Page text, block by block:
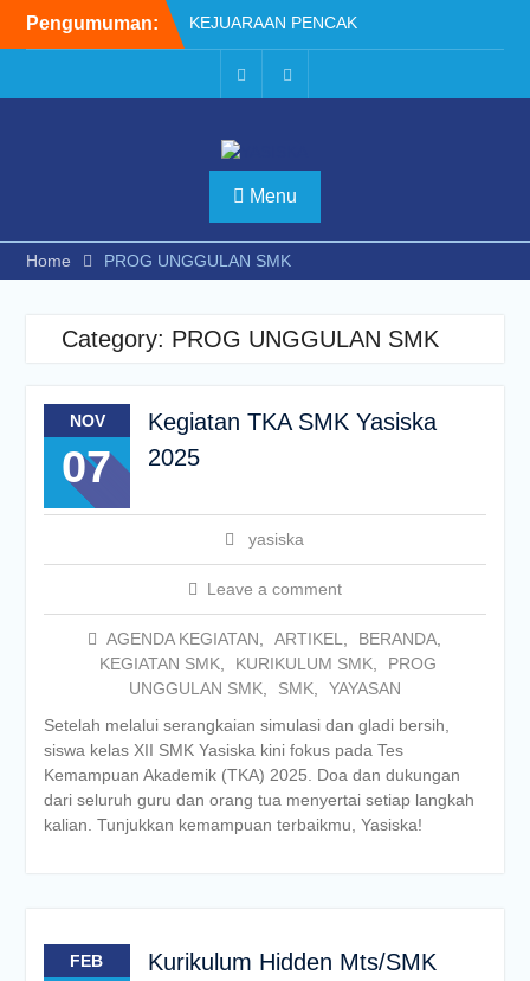
Pengumuman:
KEJUARAAN PENCAK
SILAT TINGKAT NASIONAL
Wisuda Live Yutube
rumah SMK YASISKA
FacebookYoutube
Menu
Home PROG UNGGULAN SMK
Category: PROG UNGGULAN SMK
NOV
07
Kegiatan TKA SMK Yasiska
2025
yasiska
Leave a comment
AGENDA KEGIATAN ARTIKEL BERANDA
KEGIATAN SMK, KURIKULUM SMK,
PROG
UNGGULAN SMK, SMK,
YAYASAN
Setelah melalui serangkaian simulasi dan gladi bersih,
siswa kelas XII SMK Yasiska kini fokus pada Tes
Kemampuan Akademik (TKA) 2025. Doa dan dukungan
dari seluruh guru dan orang tua menyertai setiap langkah
kalian. Tunjukkan kemampuan terbaikmu, Yasiska!
FEB
Kurikulum Hidden Mts/SMK